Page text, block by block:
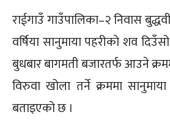
राईगाउँ गाउँपालिका–२ निवास
वर्षिया सानुमाया पहरीको शव
बुधबार बागमती बजारतर्फ आउने
विरुवा खोला तर्ने क्रममा
बताइएको छ ।